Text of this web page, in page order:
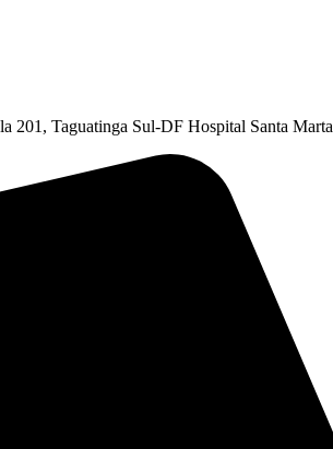
201, Taguatinga Sul-DF Hospital Santa Marta